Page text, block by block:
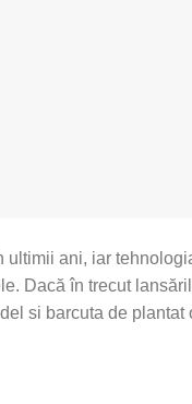
ani, iar
Dacă în trecut
si barcuta de